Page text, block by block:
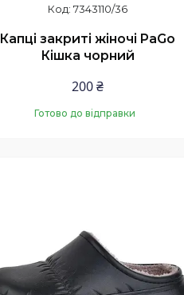
7343110/36
Капці закриті жіночі PaGo
Кішка чорний
200 ₴
Готово до відправки